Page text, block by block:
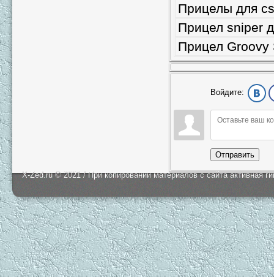
Прицелы для
Прицел sniper
Прицел Groovy
Войдите:
Отправить
X-Zed.ru © 2021 / При копировании материалов с сайта активная